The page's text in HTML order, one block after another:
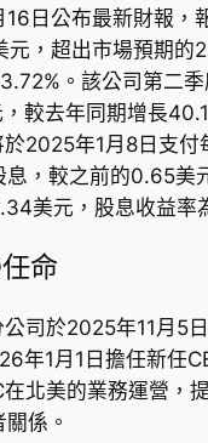
日公布最新財報，
，超出市場預期的
。該公司第二季
較去年同期增長
於2025年1月8日支
息，較之前的0.65美
美元，股息收益率
命
司於2025年11月5
年1月1日擔任新任
北美的業務運營，
係。